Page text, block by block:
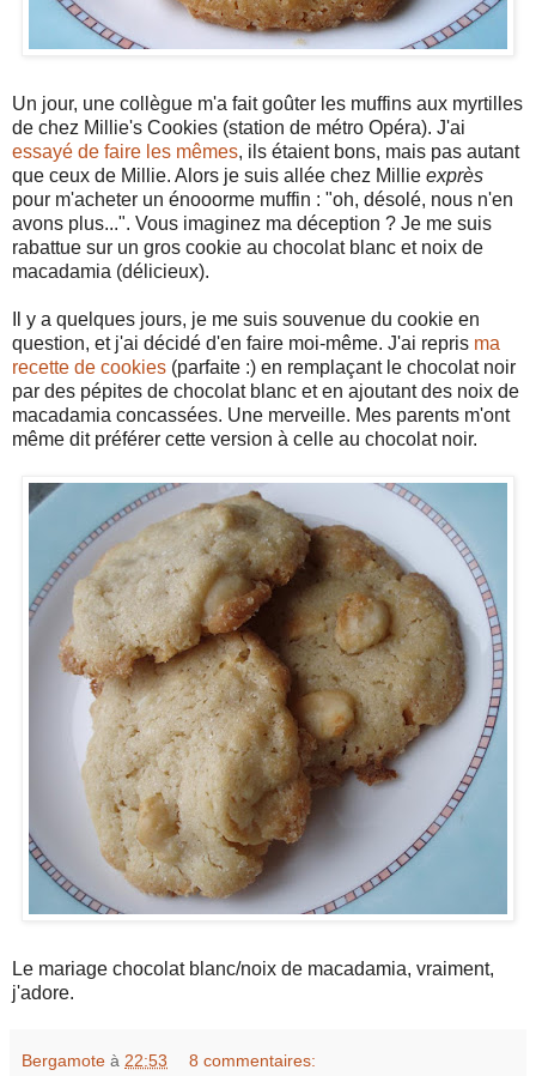
Un jour, une collègue m'a fait goûter les muffins aux myrtilles
de chez Millie's Cookies (station de métro Opéra). J'ai
essayé de faire les mêmes, ils étaient bons, mais pas autant
que ceux de Millie. Alors je suis allée chez Millie exprès
pour m'acheter un énooorme muffin : "oh, désolé, nous n'en
avons plus...". Vous imaginez ma déception ? Je me suis
rabattue sur un gros cookie au chocolat blanc et noix de
macadamia (délicieux).
Il y a quelques jours, je me suis souvenue du cookie en
question, et j'ai décidé d'en faire moi-même. J'ai repris ma
recette de cookies (parfaite :) en remplaçant le chocolat noir
par des pépites de chocolat blanc et en ajoutant des noix de
macadamia concassées. Une merveille. Mes parents m'ont
même dit préférer cette version à celle au chocolat noir.
Le mariage chocolat blanc/noix de macadamia, vraiment,
j'adore.
Bergamote à 22:53 8 commentaires: